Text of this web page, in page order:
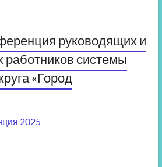
руководящих и
работников системы
«Город
2025